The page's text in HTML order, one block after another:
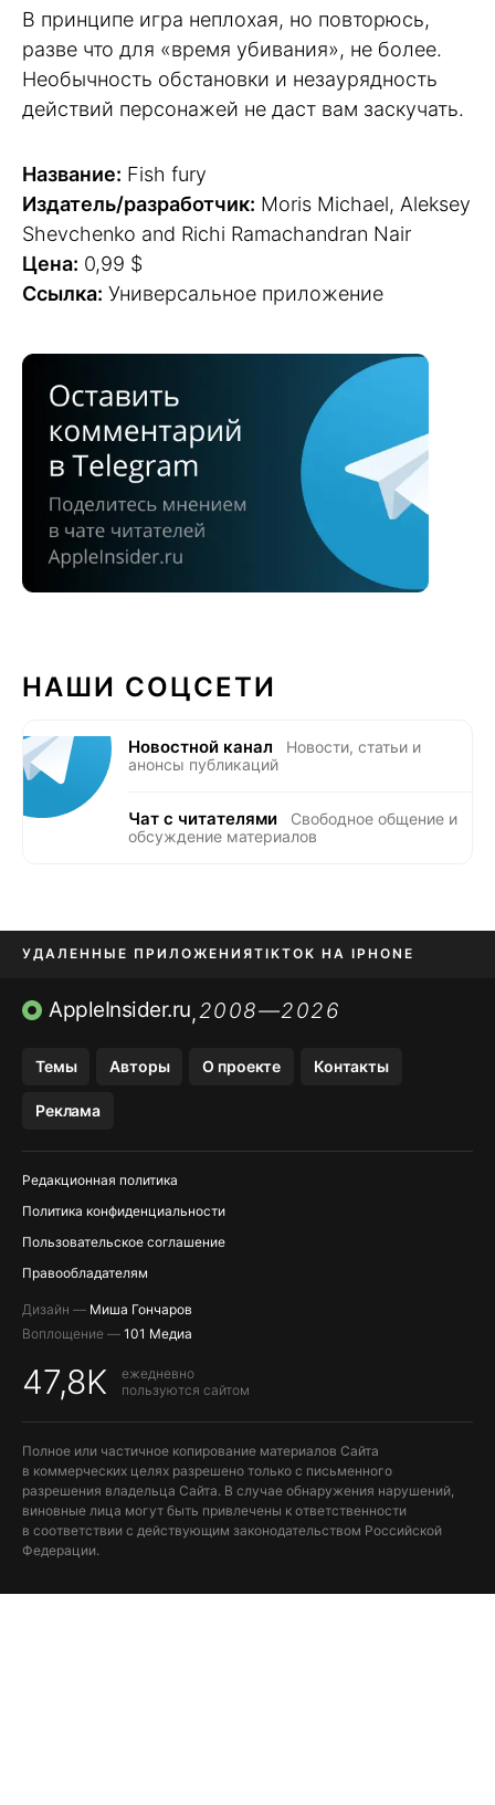
В принципе игра неплохая, но повторюсь,
разве что для «время убивания», не более.
Необычность обстановки и незаурядность
действий персонажей не даст вам заскучать.
Название: Fish fury
Издатель/разработчик: Moris Michael, Aleksey
Shevchenko and Richi Ramachandran Nair
Цена: 0,99 $
Ссылка: Универсальное приложение
НАШИ СОЦСЕТИ
Новостной канал
Новости, статьи и
анонсы публикаций
Чат с читателями
Свободное общение и
обсуждение материалов
УДАЛЕННЫЕ ПРИЛОЖЕНИЯTIKTOK НА IPHONE
ПРИЛОЖЕНИЯ БЕЗ APP STORE
AppleInsider.ru,2008—2026
Темы Авторы О проекте Контакты
Реклама
Редакционная политика
Политика конфиденциальности
Пользовательское соглашение
Правообладателям
Дизайн — Миша Гончаров
Воплощение — 101 Медиа
47,8K
ежедневно
пользуются сайтом
Полное или частичное копирование материалов Сайта
в коммерческих целях разрешено только с письменного
разрешения владельца Сайта. В случае обнаружения нарушений,
виновные лица могут быть привлечены к ответственности
в соответствии с действующим законодательством Российской
Федерации.